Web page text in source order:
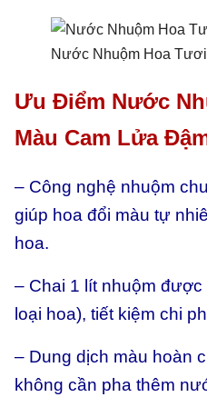
Nước Nhuộm Hoa
Ưu Điểm Nước
Màu Cam Lửa
– Công nghệ nhuộm
giúp hoa đổi màu tự
hoa.
– Chai 1 lít nhuộm được
loại hoa), tiết kiệm chi
– Dung dịch màu hoàn
không cần pha thêm